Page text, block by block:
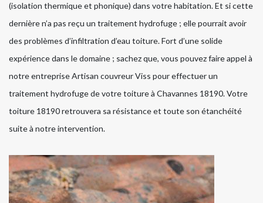
(isolation thermique et phonique) dans votre habitation. Et si cette
dernière n’a pas reçu un traitement hydrofuge ; elle pourrait avoir
des problèmes d’infiltration d’eau toiture. Fort d’une solide
expérience dans le domaine ; sachez que, vous pouvez faire appel à
notre entreprise Artisan couvreur Viss pour effectuer un
traitement hydrofuge de votre toiture à Chavannes 18190. Votre
toiture 18190 retrouvera sa résistance et toute son étanchéité
suite à notre intervention.